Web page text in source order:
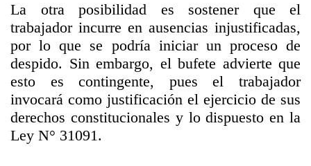
La otra posibilidad es sostener que el
trabajador incurre en ausencias injustificadas,
por lo que se podría iniciar un proceso de
despido. Sin embargo, el bufete advierte que
esto es contingente, pues el trabajador
invocará como justificación el ejercicio de sus
derechos constitucionales y lo dispuesto en la
Ley N° 31091.